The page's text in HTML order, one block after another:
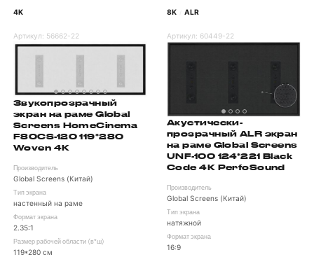
4K
Артикул: 56662-22
Звукопрозрачный
экран на раме Global
Screens HomeCinema
F80CS-120 119*280
Woven 4K
Производитель
Global Screens (Китай)
Тип экрана
настенный на раме
Формат экрана
2.35:1
Размер рабочей области (в*ш)
119*280 см
8K ALR
Артикул: 60449-22
Акустически-
прозрачный ALR экран
на раме Global Screens
UNF-100 124*221 Black
Code 4K PerfoSound
Производитель
Global Screens (Китай)
Тип экрана
натяжной
Формат экрана
16:9